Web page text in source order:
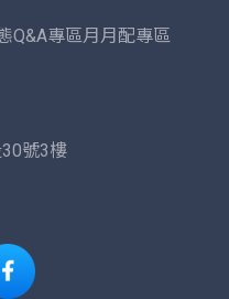
Q&A專區月月配專區
號3樓